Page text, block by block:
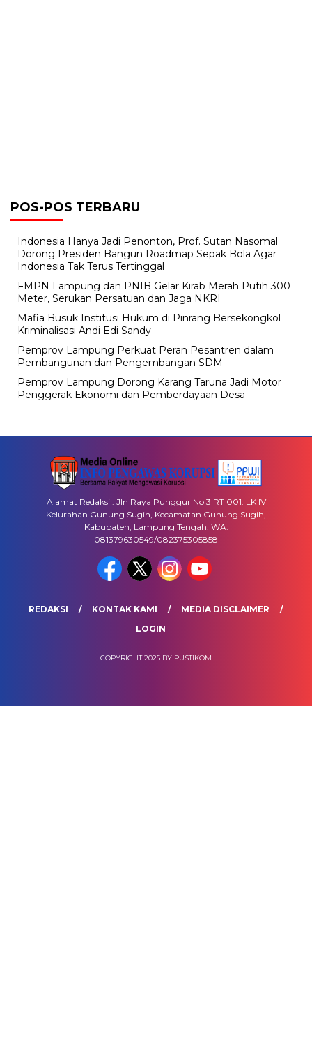
POS-POS TERBARU
Indonesia Hanya Jadi Penonton, Prof. Sutan Nasomal
Dorong Presiden Bangun Roadmap Sepak Bola Agar
Indonesia Tak Terus Tertinggal
FMPN Lampung dan PNIB Gelar Kirab Merah Putih 300
Meter, Serukan Persatuan dan Jaga NKRI
Mafia Busuk Institusi Hukum di Pinrang Bersekongkol
Kriminalisasi Andi Edi Sandy
Pemprov Lampung Perkuat Peran Pesantren dalam
Pembangunan dan Pengembangan SDM
Pemprov Lampung Dorong Karang Taruna Jadi Motor
Penggerak Ekonomi dan Pemberdayaan Desa
Alamat Redaksi : Jln Raya Punggur No 3 RT 001. LK IV
Kelurahan Gunung Sugih, Kecamatan Gunung Sugih,
Kabupaten, Lampung Tengah. WA.
081379630549/082375305858
REDAKSI KONTAK KAMI
MEDIA DISCLAIMER
LOGIN
COPYRIGHT 2025 BY PUSTIKOM